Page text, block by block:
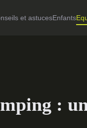
et astucesEnfants
: